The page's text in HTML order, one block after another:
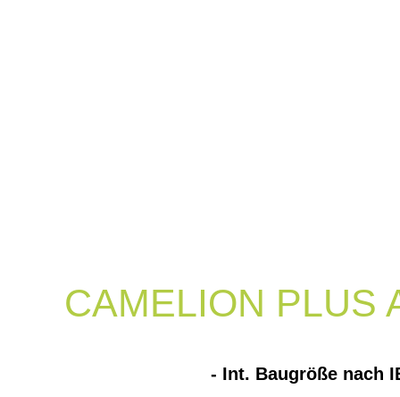
CAMELION PLUS
- Int. Baugröße nach